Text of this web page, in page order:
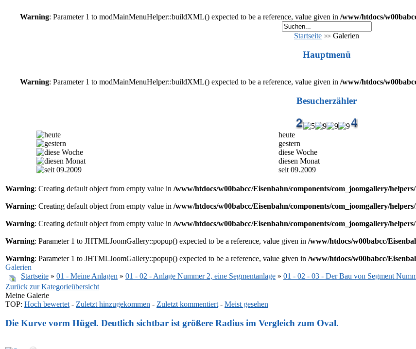
Warning: Parameter 1 to modMainMenuHelper::buildXML() expected to be a reference, value given in /www/htdocs/
Startseite Galerien
Hauptmenü
Warning: Parameter 1 to modMainMenuHelper::buildXML() expected to be a reference, value given in /www/htdocs/
Besucherzähler
heute
gestern
diese Woche
diesen Monat
seit 09.2009
Warning: Creating default object from empty value in /www/htdocs/w00babcc/Eisenbahn/components/com_joomgallery/
Warning: Creating default object from empty value in /www/htdocs/w00babcc/Eisenbahn/components/com_joomgallery/
Warning: Creating default object from empty value in /www/htdocs/w00babcc/Eisenbahn/components/com_joomgallery/
Warning: Parameter 1 to JHTMLJoomGallery::popup() expected to be a reference, value given in /www/htdocs/w00babcc/
Warning: Parameter 1 to JHTMLJoomGallery::popup() expected to be a reference, value given in /www/htdocs/w00babcc/
Galerien
Startseite » 01 - Meine Anlagen » 01 - 02 - Anlage Nummer 2, eine Segmentanlage » 01 - 02 - 03 - Der Bau von Segment
Zurück zur Kategorieübersicht
Meine Galerie
TOP: Hoch bewertet - Zuletzt hinzugekommen - Zuletzt kommentiert - Meist gesehen
Die Kurve vorm Hügel. Deutlich sichtbar ist größere Radius im Vergleich zum Oval.